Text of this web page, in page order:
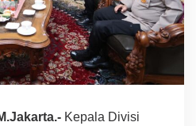
Kepala Divisi